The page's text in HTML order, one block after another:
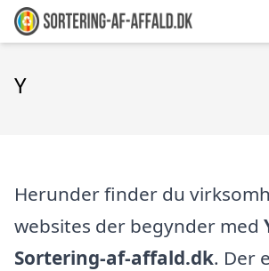
Y
Herunder finder du
websites der begynder med
Sortering-af-affald.dk. Der